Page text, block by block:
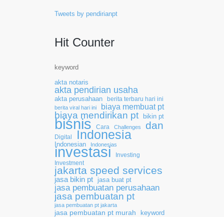
Tweets by pendirianpt
Hit Counter
keyword
akta notaris
akta pendirian usaha
akta perusahaan berita terbaru hari ini
berita viral hari ini biaya membuat pt
biaya mendirikan pt bikin pt
bisnis Cara Challenges dan
Digital Indonesia
Indonesian Indonesias
investasi
Investing
Investment
jakarta speed services
jasa bikin pt jasa buat pt
jasa pembuatan perusahaan
jasa pembuatan pt
jasa pembuatan pt jakarta
jasa pembuatan pt murah keyword